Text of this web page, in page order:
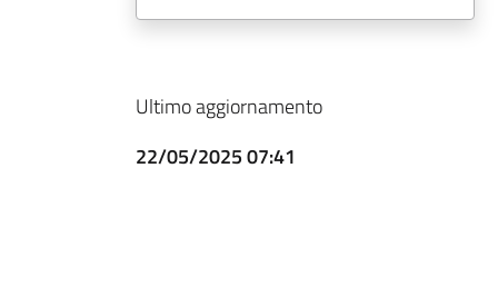
Ultimo aggiornamento
22/05/2025 07:41